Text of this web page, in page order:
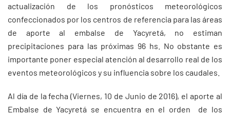
actualización de los pronósticos meteorológicos
confeccionados por los centros de referencia para las áreas
de aporte al embalse de Yacyretá, no estiman
precipitaciones para las próximas 96 hs. No obstante es
importante poner especial atención al desarrollo real de los
eventos meteorológicos y su influencia sobre los caudales.
Al día de la fecha (Viernes, 10 de Junio de 2016), el aporte al
Embalse de Yacyretá se encuentra en el orden de los